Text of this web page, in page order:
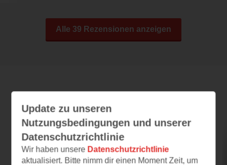
Alle 39 Rezensionen anzeigen
Wieso? Weshalb? Warum? junior - Sehen,
riechen, hören
Update zu unseren
Nutzungsbedingungen und unserer
Datenschutzrichtlinie
Wir haben unsere Datenschutzrichtlinie
aktualisiert. Bitte nimm dir einen Moment Zeit, um